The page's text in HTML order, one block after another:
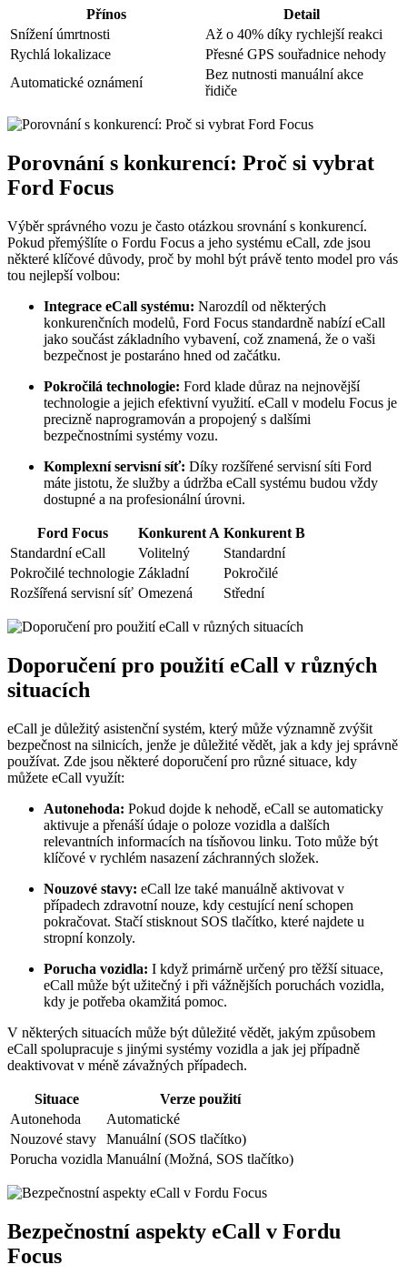
Přínos
Detail
Snížení úmrtnosti
Až o 40% díky rychlejší reakci
Rychlá lokalizace
Přesné GPS souřadnice nehody
Automatické oznámení
Bez nutnosti manuální akce
řidiče
Porovnání s konkurencí: Proč si vybrat
Ford Focus
Výběr správného vozu je často otázkou srovnání s konkurencí.
Pokud přemýšlíte o Fordu Focus a jeho systému eCall, zde jsou
některé klíčové důvody, proč by mohl být právě tento model pro vás
tou nejlepší volbou:
Integrace eCall systému: Narozdíl od některých
konkurenčních modelů, Ford Focus standardně nabízí eCall
jako součást základního vybavení, což znamená, že o vaši
bezpečnost je postaráno hned od začátku.
Pokročilá technologie: Ford klade důraz na nejnovější
technologie a jejich efektivní využití. eCall v modelu Focus je
precizně naprogramován a propojený s dalšími
bezpečnostními systémy vozu.
Komplexní servisní síť: Díky rozšířené servisní síti Ford
máte jistotu, že služby a údržba eCall systému budou vždy
dostupné a na profesionální úrovni.
Ford Focus Konkurent A Konkurent B
Standardní eCall
Volitelný
Standardní
Pokročilé technologie Základní
Pokročilé
Rozšířená servisní síť Omezená Střední
Doporučení pro použití eCall v různých
situacích
eCall je důležitý asistenční systém, který může významně zvýšit
bezpečnost na silnicích, jenže je důležité vědět, jak a kdy jej správně
používat. Zde jsou některé doporučení pro různé situace, kdy
můžete eCall využít:
Autonehoda: Pokud dojde k nehodě, eCall se automaticky
aktivuje a přenáší údaje o poloze vozidla a dalších
relevantních informacích na tísňovou linku. Toto může být
klíčové v rychlém nasazení záchranných složek.
Nouzové stavy: eCall lze také manuálně aktivovat v
případech zdravotní nouze, kdy cestující není schopen
pokračovat. Stačí stisknout SOS tlačítko, které najdete u
stropní konzoly.
Porucha vozidla: I když primárně určený pro těžší situace,
eCall může být užitečný i při vážnějších poruchách vozidla,
kdy je potřeba okamžitá pomoc.
V některých situacích může být důležité vědět, jakým způsobem
eCall spolupracuje s jinými systémy vozidla a jak jej případně
deaktivovat v méně závažných případech.
Situace
Verze použití
Autonehoda
Automatické
Nouzové stavy
Manuální (SOS tlačítko)
Porucha vozidla Manuální (Možná, SOS tlačítko)
Bezpečnostní aspekty eCall v Fordu
Focus